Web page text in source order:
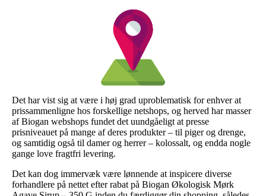
Det har vist sig at være i høj grad uproblematisk for enhver at
prissammenligne hos forskellige netshops, og herved har masser
af Biogan webshops fundet det uundgåeligt at presse
prisniveauet på mange af deres produkter – til piger og drenge,
og samtidig også til damer og herrer – kolossalt, og endda nogle
gange love fragtfri levering.
Det kan dog immervæk være lønnende at inspicere diverse
forhandlere på nettet efter rabat på Biogan Økologisk Mørk